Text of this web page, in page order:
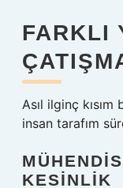
FARKLI
Asıl ilginç
insan tarafım
KESINLIK